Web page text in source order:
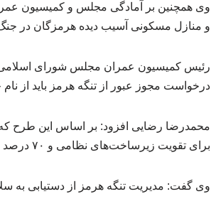
وی همچنین بر آمادگی مجلس و کمیسیون
و منازل مسکونی آسیب دیده هرمزگان در
رئیس کمیسیون عمران مجلس شورای
درخواست مجوز عبور از تنگه هرمز باید از
برای تقویت زیرساخت‌های نظامی و ۷۰ درصد نیز برای توسعه اقتصادی و معیشت مردم استفاده می‌شود.
وی گفت: مدیریت تنگه هرمز از دستیابی به